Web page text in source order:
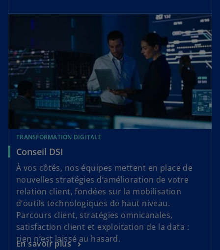
TRANSFORMATION DIGITALE
Conseil DSI
À vos côtés, nos équipes mettent en place de
nouvelles stratégies d’amélioration de votre
relation client, fondées sur la mobilisation
d’outils technologiques de haut niveau.
Parcours client, stratégies omnicanales,
satisfaction client et exploitation de la data :
rien n’est laissé au hasard.
En savoir plus